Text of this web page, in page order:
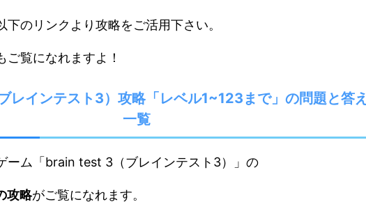
下のリンクより攻略をご活用下さい。
ご覧になれますよ！
インテスト3）攻略「レベル1~123まで」の問題と答え
一覧
ーム「brain test 3（ブレインテスト3）」の
攻略がご覧になれます。